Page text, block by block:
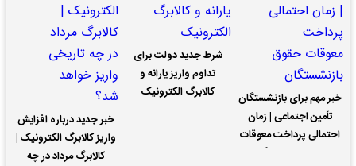
خبر مهم برای بازنشستگان
تأمین اجتماعی | زمان
احتمالی پرداخت معوقات
شرط جدید دولت برای
تداوم واریز یارانه و
کالابرگ الکترونیک
خبر جدید درباره افزایش
واریز کالابرگ الکترونیک |
کالابرگ مرداد در چه